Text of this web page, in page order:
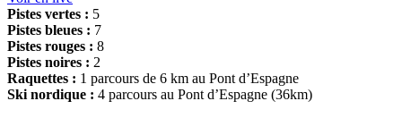
Pistes vertes : 5
Pistes bleues : 7
Pistes rouges : 8
Pistes noires : 2
Raquettes : 1 parcours de 6 km au Pont d’Espagne
Ski nordique : 4 parcours au Pont d’Espagne (36km)